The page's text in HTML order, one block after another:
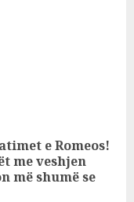
e Romeos!
me veshjen
më shumë se